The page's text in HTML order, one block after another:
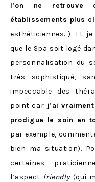
l’on ne retrouve
établissements plus
esthéticiennes…). Et
que le Spa soit logé
personnalisation du
très sophistiqué,
impeccable des
point car j’ai
prodigue le soin en
par exemple,
bien ma situation).
certaines
l’aspect friendly(qui